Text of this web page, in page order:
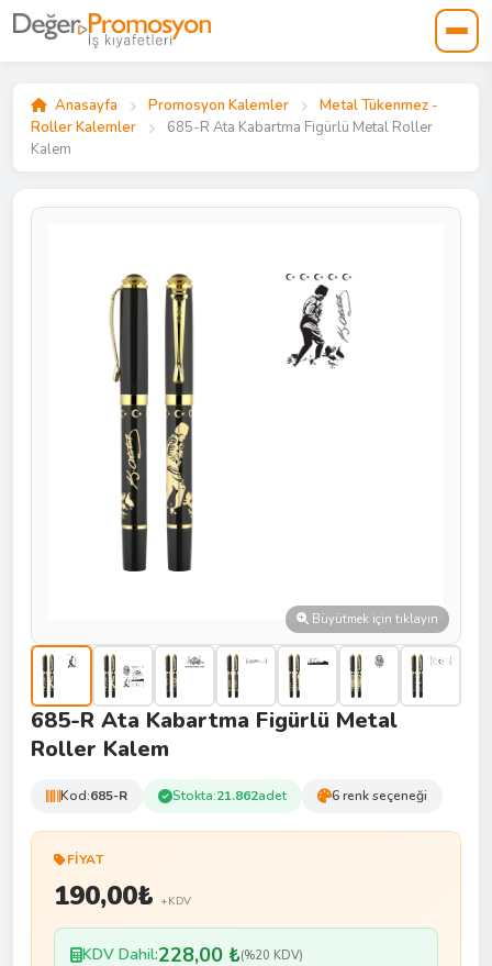
Anasayfa Promosyon Kalemler
Metal Tükenmez -
Roller Kalemler
685-R Ata Kabartma Figürlü Metal Roller
Kalem
Büyütmek için tıklayın
685-R Ata Kabartma Figürlü Metal
Roller Kalem
Kod:685-R Stokta:21.862adet 6 renk seçeneği
FIYAT
190,00₺ +KDV
KDV Dahil:228,00 ₺(%20 KDV)